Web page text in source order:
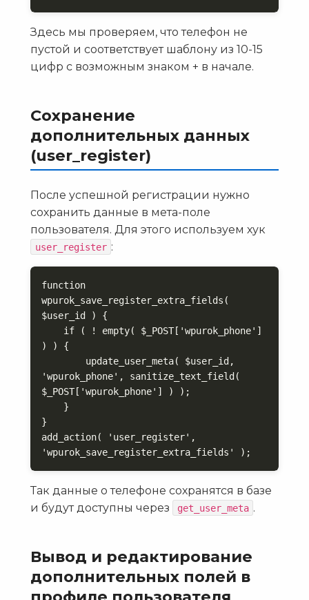
Здесь мы проверяем, что телефон не
пустой и соответствует шаблону из 10-15
цифр с возможным знаком + в начале.
Сохранение
дополнительных данных
(user_register)
После успешной регистрации нужно
сохранить данные в мета-поле
пользователя. Для этого используем хук
user_register :
function
wpurok_save_register_extra_fields(
$user_id ) {
) ) {
'wpurok_phone', sanitize_text_field(
$_POST['wpurok_phone'] ) );
}
add_action( 'user_register',
'wpurok_save_register_extra_fields' );
Так данные о телефоне сохранятся в базе
и будут доступны через
get_user_meta .
Вывод и редактирование
дополнительных полей в